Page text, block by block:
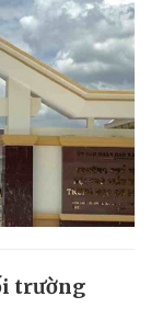
trường